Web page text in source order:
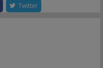
Twitter